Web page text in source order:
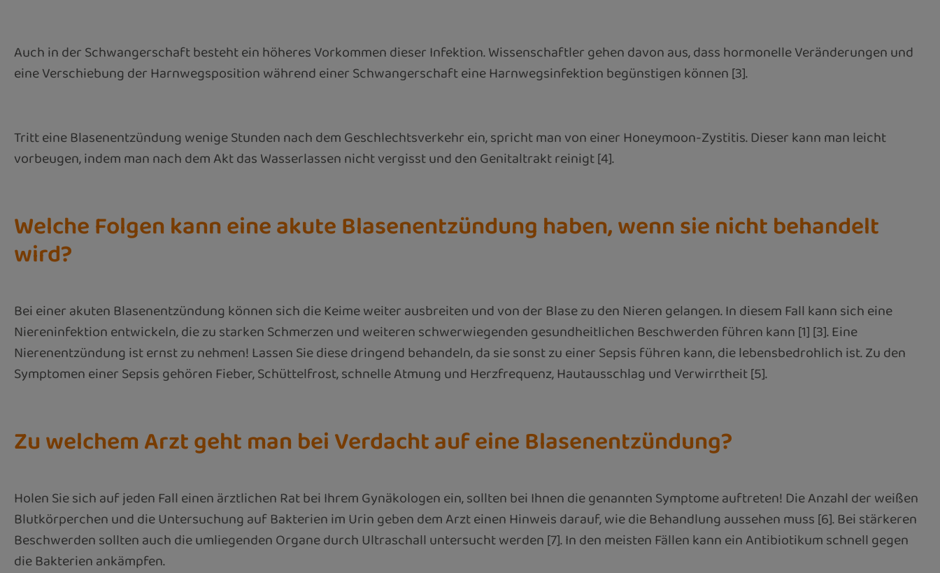
Auch in der Schwangerschaft besteht ein höheres Vorkommen dieser Infektion. Wissenschaftler gehen davon aus, dass hormonelle Veränderungen und
eine Verschiebung der Harnwegsposition während einer Schwangerschaft eine Harnwegsinfektion begünstigen können [3].
Tritt eine Blasenentzündung wenige Stunden nach dem Geschlechtsverkehr ein, spricht man von einer Honeymoon-Zystitis. Dieser kann man leicht
vorbeugen, indem man nach dem Akt das Wasserlassen nicht vergisst und den Genitaltrakt reinigt [4].
Welche Folgen kann eine akute Blasenentzündung haben, wenn sie nicht behandelt
wird?
Bei einer akuten Blasenentzündung können sich die Keime weiter ausbreiten und von der Blase zu den Nieren gelangen. In diesem Fall kann sich eine
Niereninfektion entwickeln, die zu starken Schmerzen und weiteren schwerwiegenden gesundheitlichen Beschwerden führen kann [1] [3]. Eine
Nierenentzündung ist ernst zu nehmen! Lassen Sie diese dringend behandeln, da sie sonst zu einer Sepsis führen kann, die lebensbedrohlich ist. Zu den
Symptomen einer Sepsis gehören Fieber, Schüttelfrost, schnelle Atmung und Herzfrequenz, Hautausschlag und Verwirrtheit [5].
Zu welchem Arzt geht man bei Verdacht auf eine Blasenentzündung?
Holen Sie sich auf jeden Fall einen ärztlichen Rat bei Ihrem Gynäkologen ein, sollten bei Ihnen die genannten Symptome auftreten! Die Anzahl der weißen
Blutkörperchen und die Untersuchung auf Bakterien im Urin geben dem Arzt einen Hinweis darauf, wie die Behandlung aussehen muss [6]. Bei stärkeren
Beschwerden sollten auch die umliegenden Organe durch Ultraschall untersucht werden [7]. In den meisten Fällen kann ein Antibiotikum schnell gegen
die Bakterien ankämpfen.